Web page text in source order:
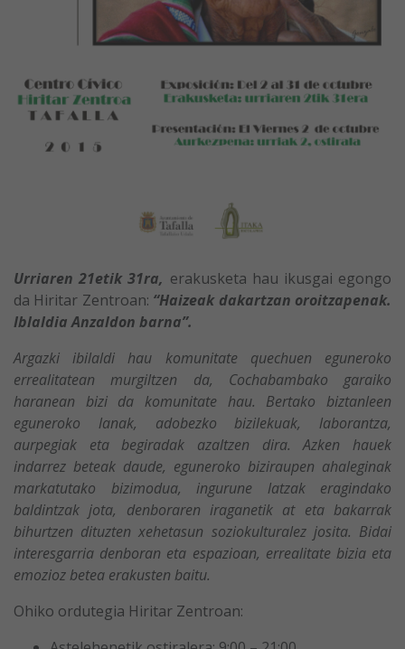
Urriaren 21etik 31ra, erakusketa hau ikusgai egongo
da Hiritar Zentroan: “Haizeak dakartzan oroitzapenak.
Iblaldia Anzaldon barna”.
Argazki ibilaldi hau komunitate quechuen eguneroko
errealitatean murgiltzen da, Cochabambako garaiko
haranean bizi da komunitate hau. Bertako biztanleen
eguneroko lanak, adobezko bizilekuak, laborantza,
aurpegiak eta begiradak azaltzen dira. Azken hauek
indarrez beteak daude, eguneroko biziraupen ahaleginak
markatutako bizimodua, ingurune latzak eragindako
baldintzak jota, denboraren iraganetik at eta bakarrak
bihurtzen dituzten xehetasun soziokulturalez josita. Bidai
interesgarria denboran eta espazioan, errealitate bizia eta
emozioz betea erakusten baitu.
Ohiko ordutegia Hiritar Zentroan: